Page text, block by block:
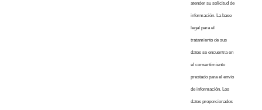
atender su solicitud de
información. La base
legal para el
tratamiento de sus
datos se encuentra en
el consentimiento
prestado para el envío
de información. Los
datos proporcionados